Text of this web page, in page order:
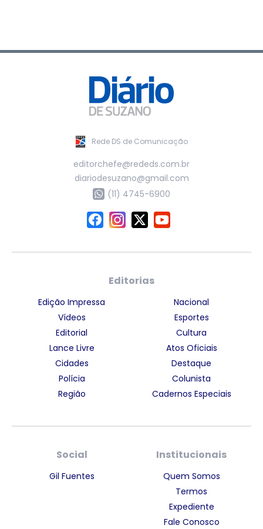
Rede DS de Comunicação
editorchefe@rededs.com.br
diariodesuzano@gmail.com
(11) 4745-6900
Editorias
Edição Impressa
Vídeos
Editorial
Lance Livre
Cidades
Polícia
Região
Nacional
Esportes
Cultura
Atos Oficiais
Destaque
Colunista
Cadernos Especiais
Social
Gil Fuentes
Institucionais
Quem Somos
Termos
Expediente
Fale Conosco